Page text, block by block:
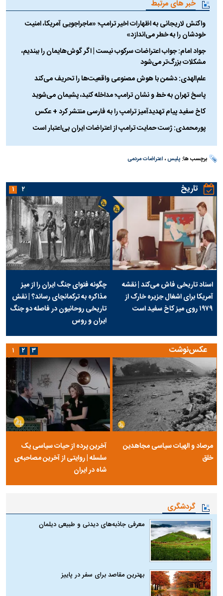
خبر های مرتبط
واکنش لاریجانی به اظهارات اخیر ترامپ؛ «ماجراجویی آمریکا، امنیت
خودشان را به خطر می‌اندازد»
جواد امام: جواب اعتراضات سرکوب نیست | اگر گوش‌هایمان را ببندیم،
مشکلات بزرگ‌تر می‌شود
علم‌الهدی: دشمن با هوش مصنوعی واقعیت‌ها را تحریف می‌کند
پاسخ تهران به خط و نشان ترامپ؛ مداخله کنید، پشیمان می‌شوید
کاخ سفید پیام تهدیدآمیز ترامپ را به فارسی منتشر کرد + عکس
پورمحمدی: ژست حمایت ترامپ از اعتراضات ایران بی‌اعتبار است
برچسب ها:پلیس، اعتراضات مردمی
تاریخ
اسناد تاریخی فاش می‌کند | نقشه
آمریکا برای اشغال جزیره خارک از
۱۹۷۹ روی میز کاخ سفید است
چگونه فتوای جنگ ایران را از میز
مذاکره به ترکمانچای رساند؟ | نقش
تاریخی روحانیون در فاصله دو جنگ
ایران و روس
۱ ۲
عکس‌نوشت
مرصاد و الهیات سیاسی مجاهدین
خلق
آخرین پرده از حیات سیاسی یک
سلسله | روایتی از آخرین مصاحبه‌ی
شاه در ایران
۱ ۲ ۳
گردشگری
معرفی جاذبه‌های دیدنی و طبیعی دیلمان
بهترین مقاصد برای سفر در پاییز